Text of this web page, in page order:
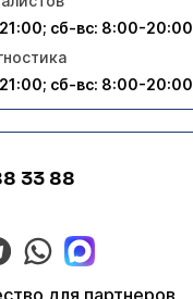
сб-вс: 8:00-20:00
сб-вс: 8:00-20:00
33 88
для партнеров